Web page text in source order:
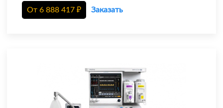
От 6 888 417 ₽ Заказать